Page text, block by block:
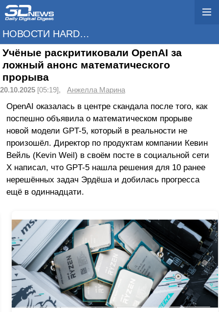
НОВОСТИ HARDWARE
Учёные раскритиковали OpenAI за
ложный анонс математического
прорыва
20.10.2025 [05:19], Анжелла Марина
OpenAI оказалась в центре скандала после того, как
поспешно объявила о математическом прорыве
новой модели GPT-5, который в реальности не
произошёл. Директор по продуктам компании Кевин
Вейль (Kevin Weil) в своём посте в социальной сети
X написал, что GPT-5 нашла решения для 10 ранее
нерешённых задач Эрдёша и добилась прогресса
ещё в одиннадцати.